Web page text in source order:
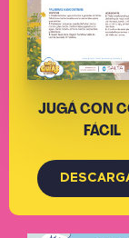
JUGÁ CON
FÁCIL